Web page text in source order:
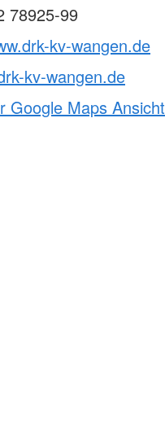
78925-99
kv-wangen.de
kv-wangen.de
Google Maps Ansicht